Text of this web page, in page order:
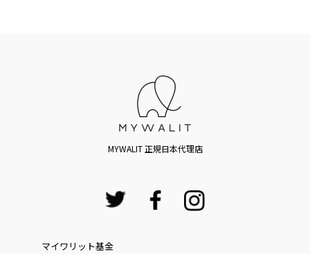
MYWALIT 正規日本代理店
マイワリット基金